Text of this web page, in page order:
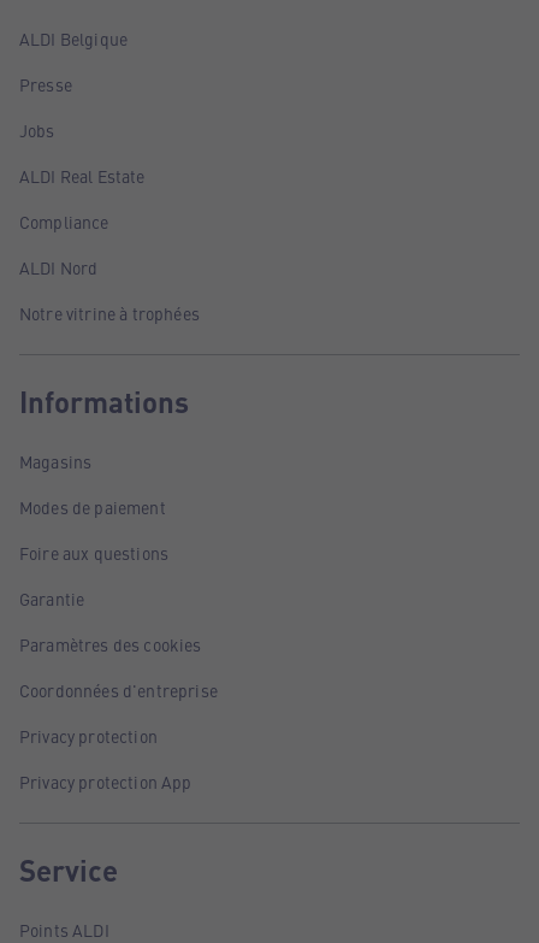
ALDI Belgique
Presse
Jobs
ALDI Real Estate
Compliance
ALDI Nord
Notre vitrine à trophées
Informations
Magasins
Modes de paiement
Foire aux questions
Garantie
Paramètres des cookies
Coordonnées d'entreprise
Privacy protection
Privacy protection App
Service
Points ALDI